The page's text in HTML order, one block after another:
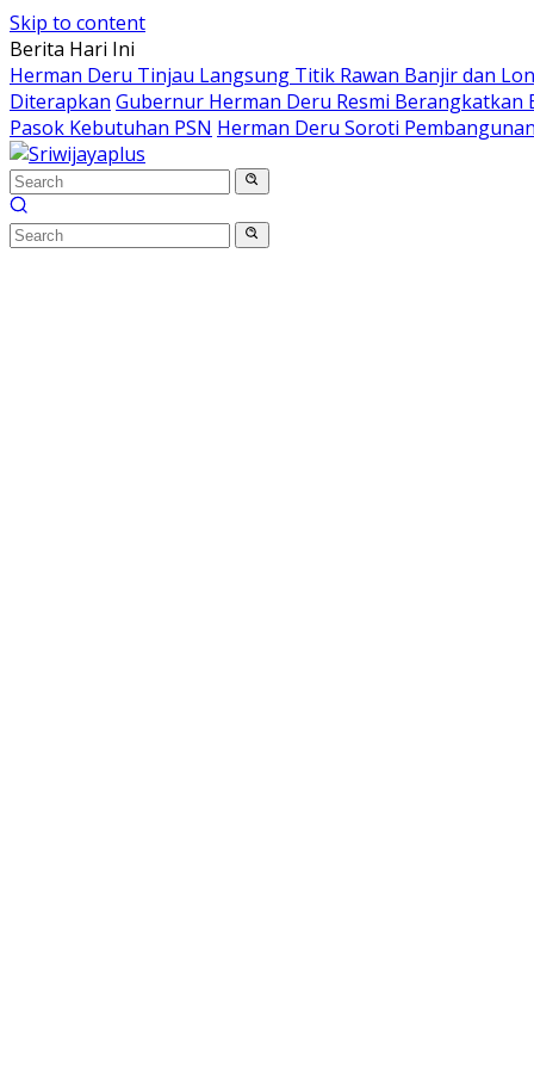
Skip to content
Berita Hari Ini
Herman Deru Tinjau Langsung Titik Rawan Banjir dan
Diterapkan Gubernur Herman Deru Resmi Berangkatkan
Pasok Kebutuhan PSN Herman Deru Soroti